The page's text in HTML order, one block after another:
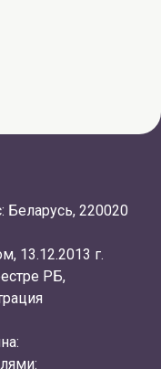
220020
13.12.2013 г.
РБ,